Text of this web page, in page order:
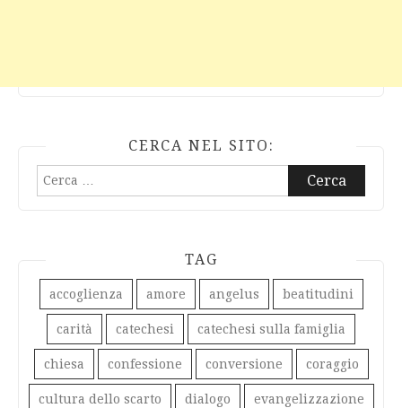
CERCA NEL SITO:
Ricerca
per:
TAG
accoglienza amore angelus beatitudini
carità catechesi catechesi sulla famiglia
chiesa confessione conversione coraggio
cultura dello scarto dialogo evangelizzazione